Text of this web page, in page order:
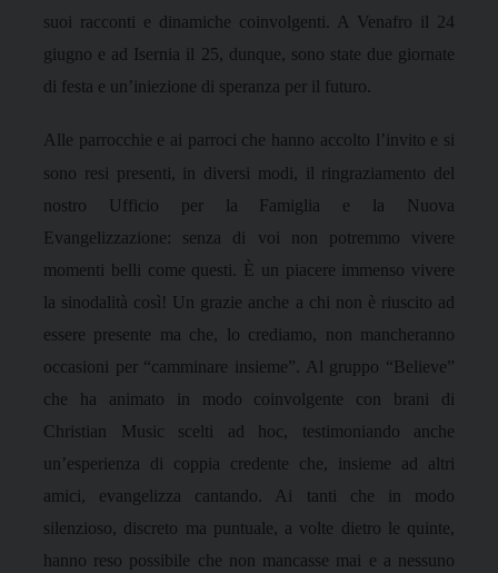
suoi racconti e dinamiche coinvolgenti. A Venafro il 24
giugno e ad Isernia il 25, dunque, sono state due giornate
di festa e un’iniezione di speranza per il futuro.
Alle parrocchie e ai parroci che hanno accolto l’invito e si
sono resi presenti, in diversi modi, il ringraziamento del
nostro Ufficio per la Famiglia e la Nuova
Evangelizzazione: senza di voi non potremmo vivere
momenti belli come questi.
È un piacere immenso vivere
la sinodalità così! Un grazie anche a chi non è riuscito ad
essere presente ma che, lo crediamo, non mancheranno
occasioni per “camminare insieme”.
Al gruppo “Believe”
che ha animato in modo coinvolgente con brani di
Christian Music scelti ad hoc, testimoniando anche
un’esperienza di coppia credente che, insieme ad altri
amici, evangelizza cantando.
Ai tanti che in modo
silenzioso, discreto ma puntuale, a volte dietro le quinte,
hanno reso possibile che non mancasse mai e a nessuno